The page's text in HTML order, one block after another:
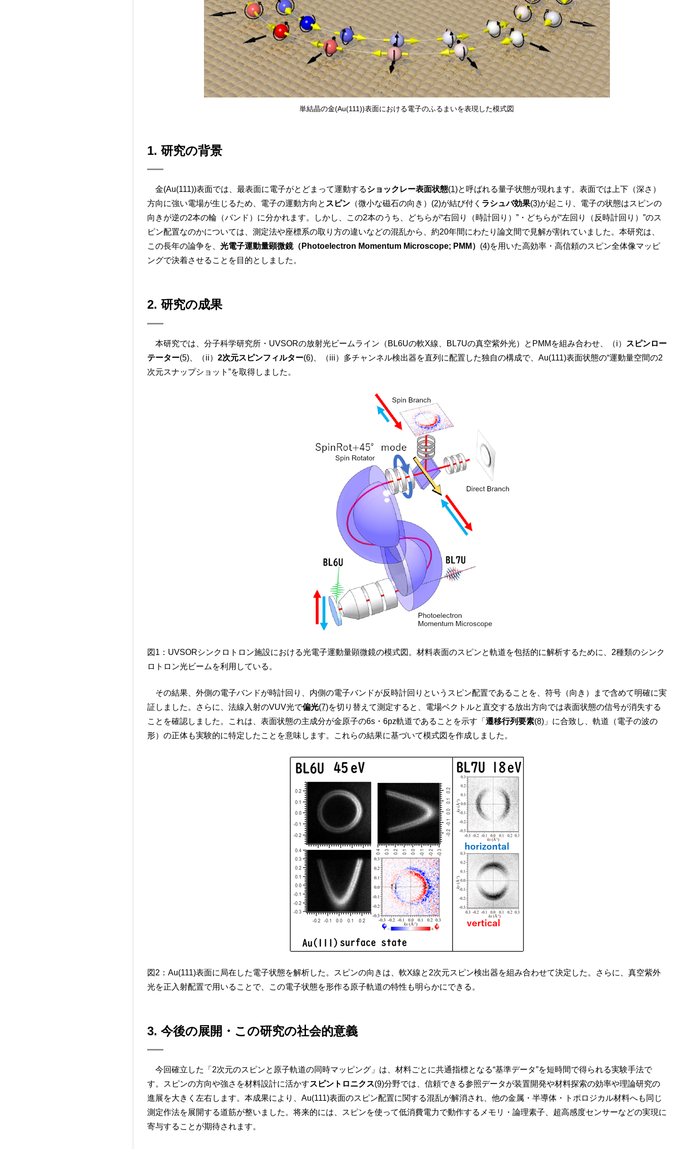
単結晶の金(Au(111))表面における電子のふるまいを表現した模式図
1. 研究の背景
金(Au(111))表面では、最表面に電子がとどまって運動するショックレー表面状態(1)と呼ばれる量子状態が現れます。表面では上下（深さ）
方向に強い電場が生じるため、電子の運動方向と スピン（微小な磁石の向き） (2)が結び付く ラシュバ効果(3)が起こり、電子の状態はスピンの
向きが逆の2本の輪（バンド）に分かれます。しかし、この2本のうち、どちらが“右回り（時計回り）”・どちらが“左回り（反時計回り）”のス
ピン配置なのかについては、測定法や座標系の取り方の違いなどの混乱から、約20年間にわたり論文間で見解が割れていました。本研究は、
この長年の論争を、 光電子運動量顕微鏡（Photoelectron Momentum Microscope; PMM） (4)を用いた高効率・高信頼のスピン全体像マッピ
ングで決着させることを目的としました。
2. 研究の成果
本研究では、分子科学研究所・UVSORの放射光ビームライン（BL6Uの軟X線、BL7Uの真空紫外光）とPMMを組み合わせ、（i）
スピンロー
テーター(5)、（ii） 2次元スピンフィルター(6)、（iii）多チャンネル検出器を直列に配置した独自の構成で、Au(111)表面状態の“運動量空間の2
次元スナップショット”を取得しました。
図1：UVSORシンクロトロン施設における光電子運動量顕微鏡の模式図。材料表面のスピンと軌道を包括的に解析するために、2種類のシンク
ロトロン光ビームを利用している。
その結果、外側の電子バンドが時計回り、内側の電子バンドが反時計回りというスピン配置であることを、符号（向き）まで含めて明確に実
証しました。さらに、法線入射のVUV光で偏光(7)を切り替えて測定すると、電場ベクトルと直交する放出方向では表面状態の信号が消失する
ことを確認しました。これは、表面状態の主成分が金原子の6s・6pz軌道であることを示す「 遷移行列要素(8)」に合致し、軌道（電子の波の
形）の正体も実験的に特定したことを意味します。これらの結果に基づいて模式図を作成しました。
図2：Au(111)表面に局在した電子状態を解析した。スピンの向きは、軟X線と2次元スピン検出器を組み合わせて決定した。さらに、真空紫外
光を正入射配置で用いることで、この電子状態を形作る原子軌道の特性も明らかにできる。
3. 今後の展開・この研究の社会的意義
今回確立した「2次元のスピンと原子軌道の同時マッピング」は、材料ごとに共通指標となる“基準データ”を短時間で得られる実験手法で
す。スピンの方向や強さを材料設計に活かすスピントロニクス(9)分野では、信頼できる参照データが装置開発や材料探索の効率や理論研究の
進展を大きく左右します。本成果により、Au(111)表面のスピン配置に関する混乱が解消され、他の金属・半導体・トポロジカル材料へも同じ
測定作法を展開する道筋が整いました。将来的には、スピンを使って低消費電力で動作するメモリ・論理素子、超高感度センサーなどの実現に
寄与することが期待されます。